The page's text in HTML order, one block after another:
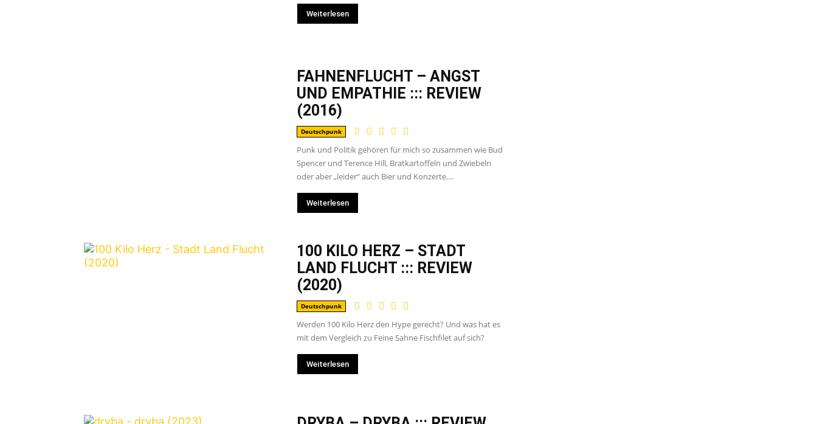
Weiterlesen
FAHNENFLUCHT – ANGST
UND EMPATHIE ::: REVIEW
(2016)
Deutschpunk
Punk und Politik gehören für mich so zusammen wie Bud
Spencer und Terence Hill, Bratkartoffeln und Zwiebeln
oder aber „leider“ auch Bier und Konzerte....
Weiterlesen
100 KILO HERZ – STADT
LAND FLUCHT ::: REVIEW
(2020)
Deutschpunk
Werden 100 Kilo Herz den Hype gerecht? Und was hat es
mit dem Vergleich zu Feine Sahne Fischfilet auf sich?
Weiterlesen